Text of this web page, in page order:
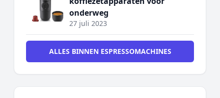
onderweg
27 juli 2023
ALLES BINNEN ESPRESSOMACHINES